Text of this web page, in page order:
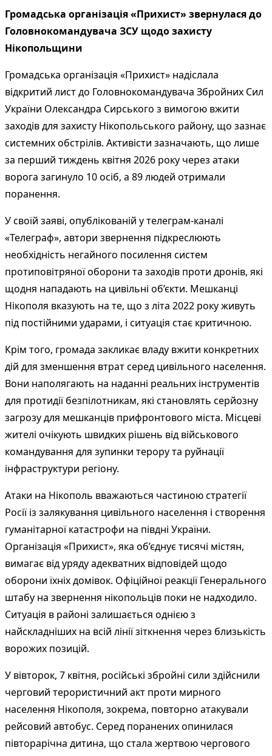
Громадська організація «Прихист» звернулася до
Головнокомандувача ЗСУ щодо захисту
Нікопольщини
Громадська організація «Прихист» надіслала
відкритий лист до Головнокомандувача Збройних Сил
України Олександра Сирського з вимогою вжити
заходів для захисту Нікопольського району, що зазнає
системних обстрілів. Активісти зазначають, що лише
за перший тиждень квітня 2026 року через атаки
ворога загинуло 10 осіб, а 89 людей отримали
поранення.
У своїй заяві, опублікованій у телеграм-каналі
«Телеграф», автори звернення підкреслюють
необхідність негайного посилення систем
протиповітряної оборони та заходів проти дронів, які
щодня нападають на цивільні об’єкти. Мешканці
Нікополя вказують на те, що з літа 2022 року живуть
під постійними ударами, і ситуація стає критичною.
Крім того, громада закликає владу вжити конкретних
дій для зменшення втрат серед цивільного населення.
Вони наполягають на наданні реальних інструментів
для протидії безпілотникам, які становлять серйозну
загрозу для мешканців прифронтового міста. Місцеві
жителі очікують швидких рішень від військового
командування для зупинки терору та руйнації
інфраструктури регіону.
Атаки на Нікополь вважаються частиною стратегії
Росії із залякування цивільного населення і створення
гуманітарної катастрофи на півдні України.
Організація «Прихист», яка об’єднує тисячі містян,
вимагає від уряду адекватних відповідей щодо
оборони їхніх домівок. Офіційної реакції Генерального
штабу на звернення нікопольців поки не надходило.
Ситуація в районі залишається однією з
найскладніших на всій лінії зіткнення через близькість
ворожих позицій.
У вівторок, 7 квітня, російські збройні сили здійснили
черговий терористичний акт проти мирного
населення Нікополя, зокрема, повторно атакували
рейсовий автобус. Серед поранених опинилася
півторарічна дитина, що стала жертвою чергового